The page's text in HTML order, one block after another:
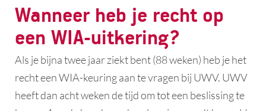
Wanneer heb je recht op
een WIA-uitkering?
Als je bijna twee jaar ziekt bent (88 weken) heb je het
recht een WIA-keuring aan te vragen bij UWV. UWV
heeft dan acht weken de tijd om tot een beslissing te